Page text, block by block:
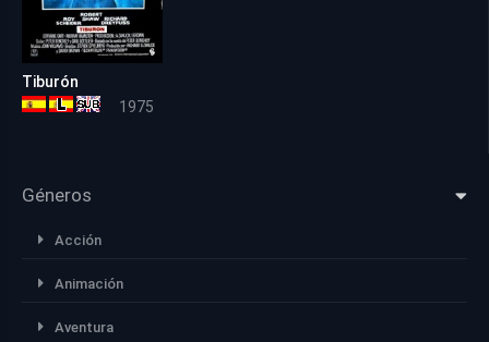
Tiburón
1975
Géneros
Acción
Animación
Aventura